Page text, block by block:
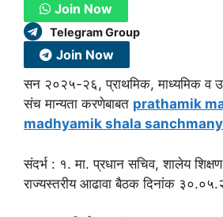
Join Now
Telegram Group
Join Now
सन २०२५-२६, प्राथमिक, माध्यमिक व
संच मान्यता करणेबाबत prathamik
madhyamik shala
संदर्भ : १. मा. प्रधान सचिव, शालेय शिक्षण
राज्यस्तरीय आढावा बैठक दिनांक